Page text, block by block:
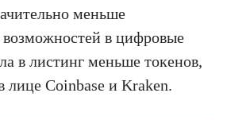
меньше
в цифровые
в листинг меньше токенов,
лице Coinbase и Kraken.